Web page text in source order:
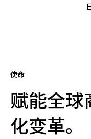
使命
赋能全球
化变革。